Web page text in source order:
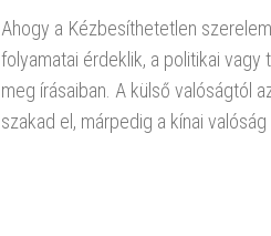
Ahogy a Kézbesíthetetlen
folyamatai érdeklik, a politikai
meg írásaiban. A külső valóságtól
szakad el, márpedig a kínai